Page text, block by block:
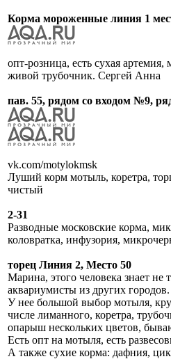
Корма мороженные линия 1
опт-розница, есть сухая
живой трубочник. Сергей Анна
пав. 55, рядом со входом №9,
vk.com/motylokmsk
Луший корм мотыль, коретра,
чистый
2-31
Разводные московские корма,
коловратка, инфузория,
торец Линия 2, Место 50
Марина, этого человека знает не
аквариумисты из других городов.
У нее большой выбор мотыля,
числе лиманного, коретра,
опарыш нескольких цветов,
Есть опт на мотыля, есть
А также сухие корма: дафния,